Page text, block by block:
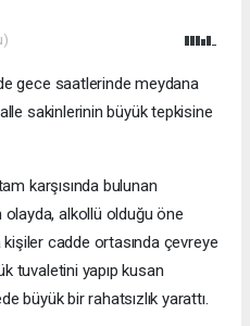
gece saatlerinde meydana
sakinlerinin büyük tepkisine
karşısında bulunan
alkollü olduğu öne
cadde ortasında çevreye
tuvaletini yapıp kusan
büyük bir rahatsızlık yarattı.